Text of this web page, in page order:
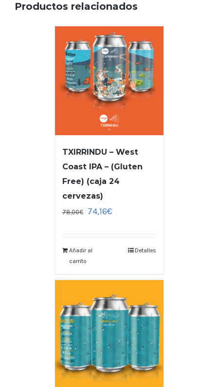
Productos relacionados
TXIRRINDU – West
Coast IPA – (Gluten
Free) (caja 24
cervezas)
78,00€ 74,16€
Añadir al
carrito
Detalles